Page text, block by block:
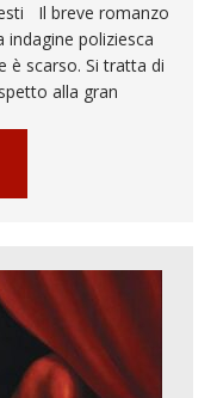
Il breve romanzo
indagine poliziesca
è scarso. Si tratta di
alla gran